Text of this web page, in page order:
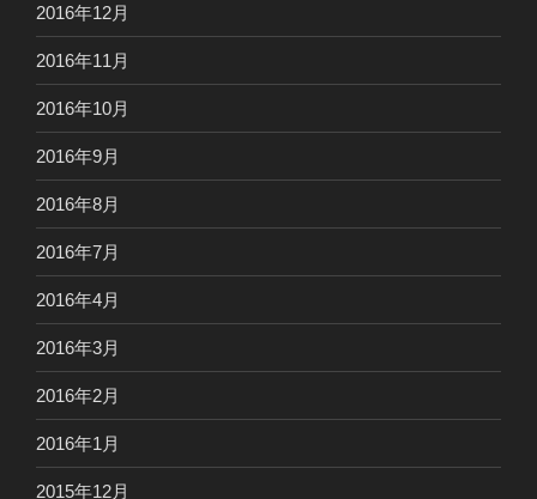
2016年12月
2016年11月
2016年10月
2016年9月
2016年8月
2016年7月
2016年4月
2016年3月
2016年2月
2016年1月
2015年12月